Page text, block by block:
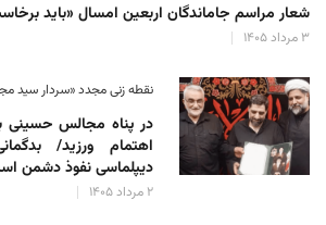
شعار مراسم جاماندگان اربعین امسال «باید
۳ مرداد ۱۴۰۵
نقطه زنی مجدد «سردار سید
در پناه مجالس حسینی
اهتمام ورزید/
دیپلماسی نفوذ دشمن
۲ مرداد ۱۴۰۵